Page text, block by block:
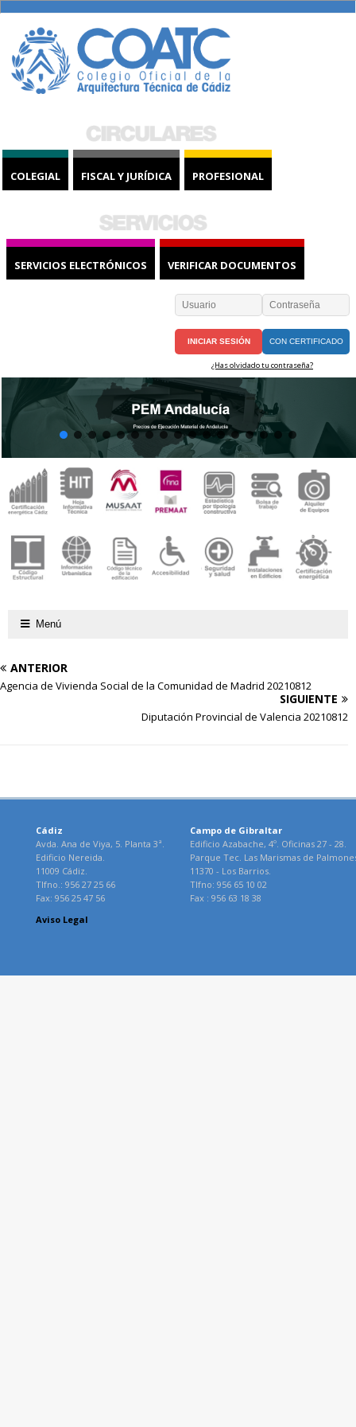
COLEGIAL FISCAL Y JURÍDICA PROFESIONAL
SERVICIOS ELECTRÓNICOS VERIFICAR DOCUMENTOS
CON CERTIFICADO
¿Has olvidado tu contraseña?
Menú
ANTERIOR
Agencia de Vivienda Social de la Comunidad de Madrid 20210812
SIGUIENTE
Diputación Provincial de Valencia 20210812
Cádiz
Avda. Ana de Viya, 5. Planta 3ª.
Edificio Nereida.
11009 Cádiz.
Tlfno.: 956 27 25 66
Fax: 956 25 47 56
Campo de Gibraltar
Edificio Azabache, 4º. Oficinas 27 - 28.
Parque Tec. Las Marismas de
11370 - Los Barrios.
Tlfno: 956 65 10 02
Fax : 956 63 18 38
Aviso Legal